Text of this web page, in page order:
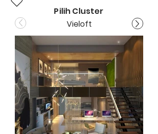
Pilih Cluster
Vieloft